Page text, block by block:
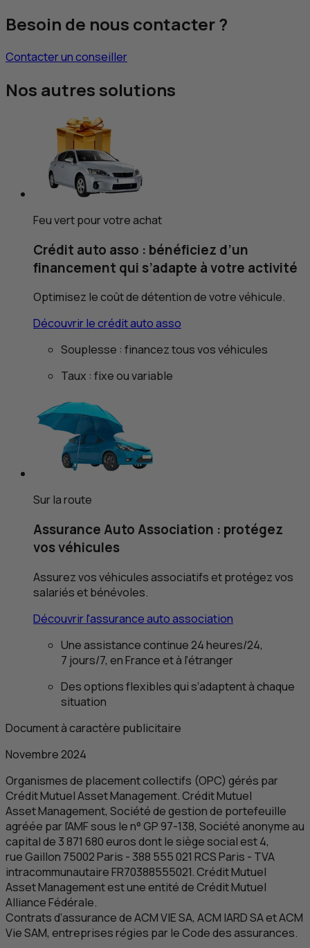
Besoin de nous contacter ?
Contacter un conseiller
Nos autres solutions
Feu vert pour votre achat
Crédit auto asso : bénéficiez d’un
financement qui s’adapte à votre activité
Optimisez le coût de détention de votre véhicule.
Découvrir le crédit auto asso
Souplesse : financez tous vos véhicules
Taux : fixe ou variable
Sur la route
Assurance Auto Association : protégez
vos véhicules
Assurez vos véhicules associatifs et protégez vos
salariés et bénévoles.
Découvrir l'assurance auto association
Une assistance continue 24 heures/24,
7 jours/7, en France et à l’étranger
Des options flexibles qui s’adaptent à chaque
situation
Document à caractère publicitaire
Novembre 2024
Organismes de placement collectifs (OPC) gérés par
Crédit Mutuel Asset Management. Crédit Mutuel
Asset Management, Société de gestion de portefeuille
agréée par l’AMFsous le n°GP97-138, Société anonyme au
capital de 3 871 680 euros dont le siège social est 4,
rue Gaillon 75002 Paris - 388 555 021 RCSParis - TVA
intracommunautaire FR70388555021. Crédit Mutuel
Asset Management est une entité de Crédit Mutuel
Alliance Fédérale.
Contrats d’assurance deACMVIESA, ACM IARDSAetACM
VieSAM, entreprises régies par le Code des assurances.